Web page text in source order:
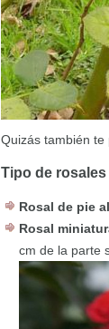
Quizás también te
Tipo de
Rosal de pie
Rosal
cm de la parte